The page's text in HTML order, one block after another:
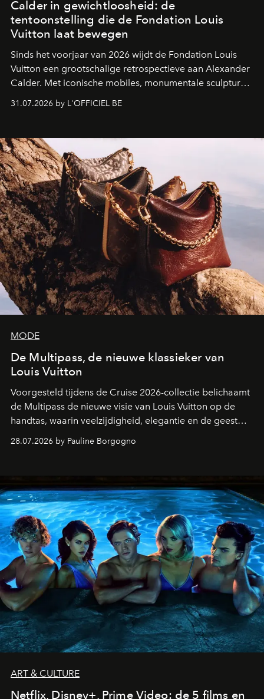
Calder in gewichtloosheid: de
tentoonstelling die de Fondation Louis
Vuitton laat bewegen
Sinds het voorjaar van 2026 wijdt de Fondation Louis
Vuitton een grootschalige retrospectieve aan Alexander
Calder. Met iconische mobiles, monumentale sculpturen
en een poëtische benadering van beweging neemt de
Amerikaanse kunstenaar de ruimtes van Frank Gehry
beeldhouwkunst opnieuw centraal stelt.
31.07.2026 by L'OFFICIEL BE
MODE
De Multipass, de nieuwe klassieker van
Louis Vuitton
Voorgesteld tijdens de Cruise 2026-collectie belichaamt
de Multipass de nieuwe visie van Louis Vuitton op de
handtas, waarin veelzijdigheid, elegantie en de geest
van het reizen naadloos samenkomen.
28.07.2026 by Pauline Borgogno
ART & CULTURE
Netflix, Disney+, Prime Video: de 5 films en